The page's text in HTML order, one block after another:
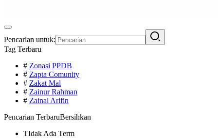
Pencarian untuk:
Tag Terbaru
# Zonasi PPDB
# Zapta Comunity
# Zakat Mal
# Zainur Rahman
# Zainal Arifin
Pencarian TerbaruBersihkan
TIdak Ada Term